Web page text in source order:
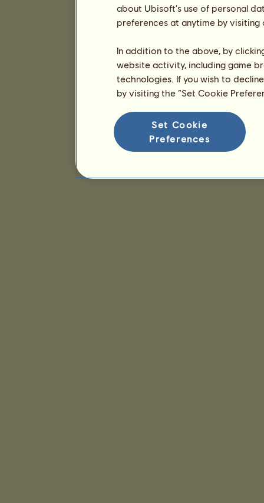
about Ubisoft's use of personal
preferences at anytime by
In addition to the above, by
website activity, including game
technologies. If you wish to
by visiting the “Set Cookie
Set Cookie
Preferences